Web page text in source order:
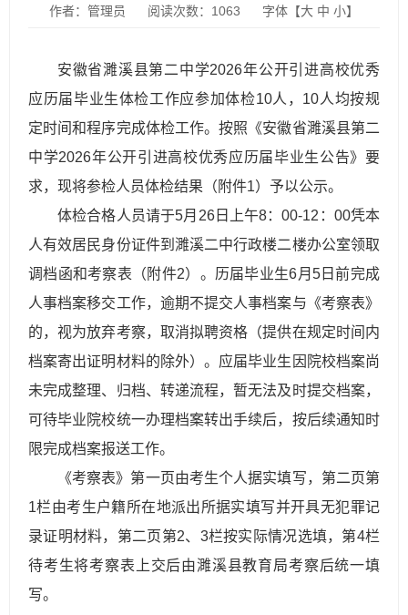
作者：管理员
阅读次数： 1063 字体【大 中 小】
安徽省濉溪县第二中学2026年公开引进高校优秀
应历届毕业生体检工作应参加体检10人，10人均按规
定时间和程序完成体检工作。按照《安徽省濉溪县第二
中学2026年公开引进高校优秀应历届毕业生公告》要
求，现将参检人员体检结果（附件1）予以公示。
体检合格人员请于5月26日上午8：00-12：00凭本
人有效居民身份证件到濉溪二中行政楼二楼办公室领取
调档函和考察表（附件2）。历届毕业生6月5日前完成
人事档案移交工作，逾期不提交人事档案与《考察表》
的，视为放弃考察，取消拟聘资格（提供在规定时间内
档案寄出证明材料的除外）。应届毕业生因院校档案尚
未完成整理、归档、转递流程，暂无法及时提交档案，
可待毕业院校统一办理档案转出手续后，按后续通知时
限完成档案报送工作。
《考察表》第一页由考生个人据实填写，第二页第
1栏由考生户籍所在地派出所据实填写并开具无犯罪记
录证明材料，第二页第2、3栏按实际情况选填，第4栏
待考生将考察表上交后由濉溪县教育局考察后统一填
写。